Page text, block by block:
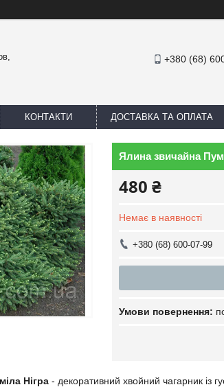
+380 (68)
КОНТАКТИ ДОСТАВКА ТА ОПЛАТА
Ялина звичайна
480 ₴
Немає в наявності
+380 (68) 600-07-99
Нігра - декоративний хвойний чагарник із